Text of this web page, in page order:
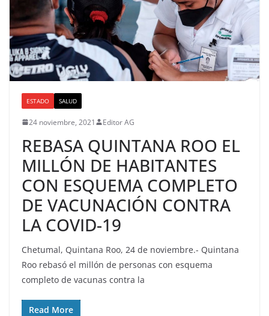
ESTADO SALUD
24 noviembre, 2021 Editor AG
REBASA QUINTANA ROO EL
MILLÓN DE HABITANTES
CON ESQUEMA COMPLETO
DE VACUNACIÓN CONTRA
LA COVID-19
Chetumal, Quintana Roo, 24 de noviembre.- Quintana
Roo rebasó el millón de personas con esquema
completo de vacunas contra la
Read More